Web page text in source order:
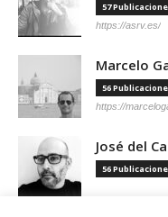
57
https://asrv.es/
Marcelo
56
https://
José del
56